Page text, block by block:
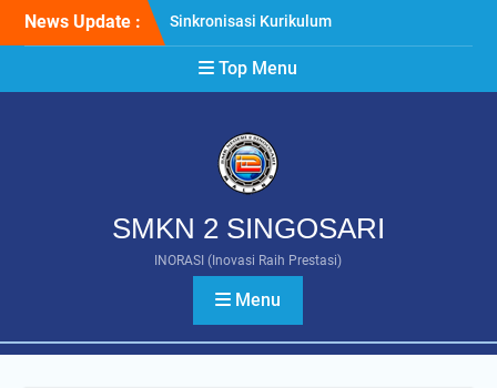
News Update :
Sinkronisasi Kurikulum
Bersama DUDI, SMKN 2
Singosari Selaraskan
Pembelajaran dengan
Artificial Intelligence
Rapat Dinas Awal Tahun
Ajaran 2026/2027, SMKN 2
Komitmen Wujudkan
Pembelajaran Berkualitas
Vice President BOKE
Technology Tinjau Kelas
Industri Animasi SMKN 2
Singosari, Perkuat
Top Menu
SMKN 2 SINGOSARI
INORASI (Inovasi Raih Prestasi)
Menu